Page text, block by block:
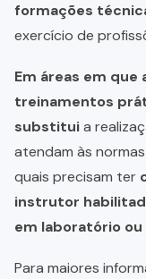
formações
exercício de
Em áreas em que
treinamentos
substituia
atendam às
quais precisam ter
instrutor
em laboratório
Para maiores